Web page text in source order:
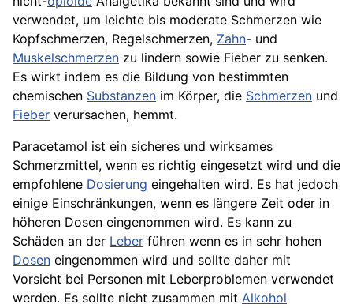
verwendet, um leichte bis moderate Schmerzen wie
Kopfschmerzen, Regelschmerzen, Zahn- und
Muskelschmerzen zu lindern sowie Fieber zu senken.
Es wirkt indem es die Bildung von bestimmten
chemischen Substanzen im Körper, die Schmerzen und
Fieber verursachen, hemmt.
Paracetamol ist ein sicheres und wirksames
Schmerzmittel, wenn es richtig eingesetzt wird und die
empfohlene Dosierung eingehalten wird. Es hat jedoch
einige Einschränkungen, wenn es längere Zeit oder in
höheren Dosen eingenommen wird. Es kann zu
Schäden an der Leber führen wenn es in sehr hohen
Dosen eingenommen wird und sollte daher mit
Vorsicht bei Personen mit Leberproblemen verwendet
werden. Es sollte nicht zusammen mit Alkohol